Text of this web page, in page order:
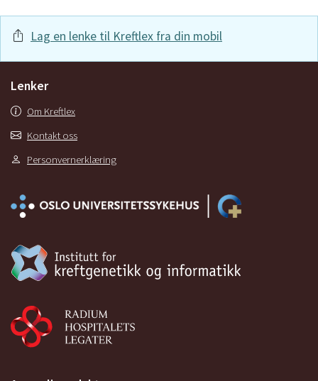
Lag en lenke til Kreftlex fra din mobil
Lenker
Om Kreftlex
Kontakt oss
Personvernerklæring